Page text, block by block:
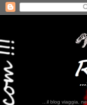
...il blog viaggia,